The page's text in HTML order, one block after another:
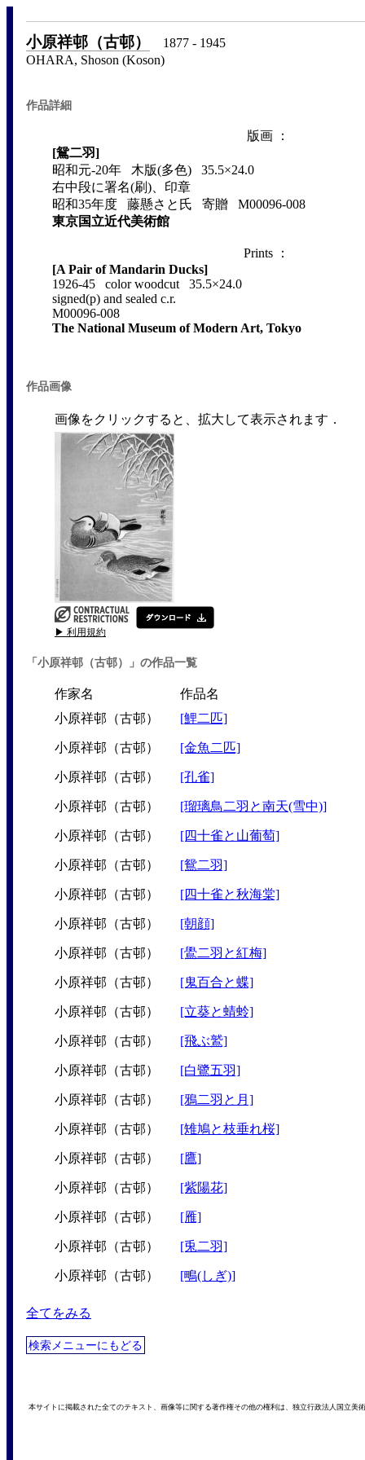
小原祥邨（古邨）
1877 - 1945
OHARA, Shoson (Koson)
作品詳細
版画 ：
[鴛二羽]
昭和元-20年 木版(多色) 35.5×24.0
右中段に署名(刷)、印章
昭和35年度 藤懸さと氏 寄贈 M00096-008
東京国立近代美術館
Prints ：
[A Pair of Mandarin Ducks]
1926-45 color woodcut 35.5×24.0
signed(p) and sealed c.r.
M00096-008
The National Museum of Modern Art, Tokyo
作品画像
画像をクリックすると、拡大して表示されます．
▶ 利用規約
「小原祥邨（古邨）」の作品一覧
作家名
作品名
小原祥邨（古邨）
[鯉二匹]
小原祥邨（古邨） [金魚二匹]
小原祥邨（古邨） [孔雀]
小原祥邨（古邨） [瑠璃鳥二羽と南天(雪中)]
小原祥邨（古邨） [四十雀と山葡萄]
小原祥邨（古邨） [鴛二羽]
小原祥邨（古邨） [四十雀と秋海棠]
小原祥邨（古邨） [朝顔]
小原祥邨（古邨） [鷽二羽と紅梅]
小原祥邨（古邨） [鬼百合と蝶]
小原祥邨（古邨） [立葵と蜻蛉]
小原祥邨（古邨） [飛ぶ鷲]
小原祥邨（古邨） [白鷺五羽]
小原祥邨（古邨） [鴉二羽と月]
小原祥邨（古邨） [雉鳩と枝垂れ桜]
小原祥邨（古邨） [鷹]
小原祥邨（古邨） [紫陽花]
小原祥邨（古邨） [雁]
小原祥邨（古邨） [兎二羽]
小原祥邨（古邨） [鴫(しぎ)]
全てをみる
検索メニューにもどる
本サイトに掲載された全てのテキスト、画像等に関する著作権その他の権利は、独立行政法人国立